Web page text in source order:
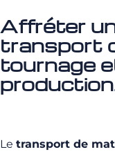
Affréter
transport
tournage
Le transport de